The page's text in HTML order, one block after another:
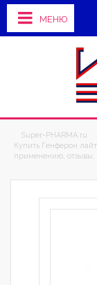
МЕНЮ
Super-PHARMA.ru
Купить Генферон
применению, отзывы,